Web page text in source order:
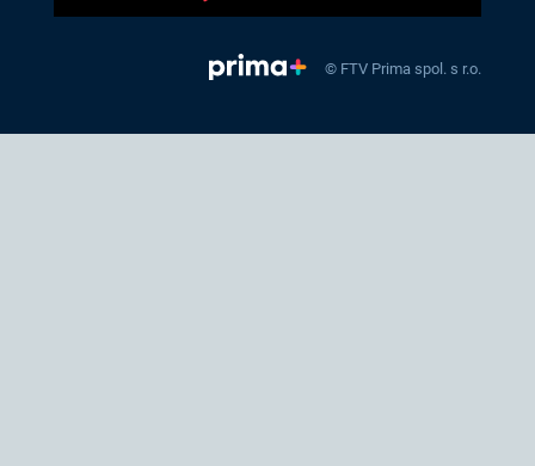
© FTV Prima spol. s r.o.